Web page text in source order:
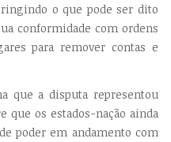
o que pode ser dito
conformidade com ordens
para remover contas e
que a disputa representou
que os estados-nação ainda
poder em andamento com